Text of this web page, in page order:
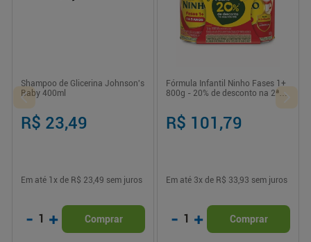
Shampoo de Glicerina Johnson's
Baby 400ml
R$ 23,49
Em até 1 x de R$ 23,49 sem juros
- 1 + Comprar
Fórmula Infantil Ninho Fases 1+
800g - 20% de desconto na 2ª
R$ 101,79
Em até 3x de R$ 33,93 sem juros
- 1 + Comprar